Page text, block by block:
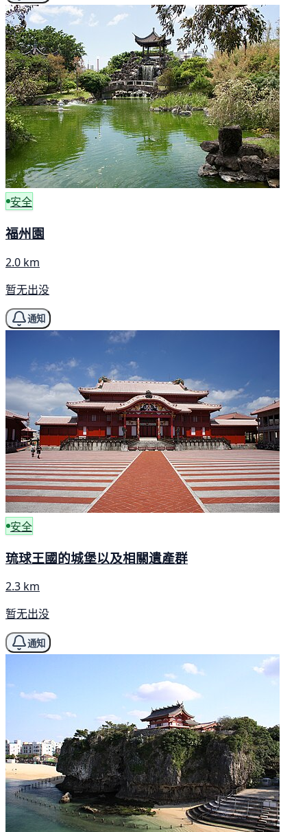
安全
福州園
2.0 km
暂无出没
通知
安全
琉球王國的城堡以及相關遺產群
2.3 km
暂无出没
通知